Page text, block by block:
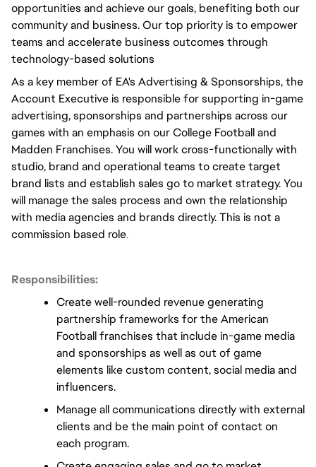
opportunities and achieve our goals, benefiting both our
community and business. Our top priority is to empower
teams and accelerate business outcomes through
technology-based solutions
As a key member of EA's Advertising & Sponsorships, the
Account Executive is responsible for supporting in-game
advertising, sponsorships and partnerships across our
games with an emphasis on our College Football and
Madden Franchises. You will work cross-functionally with
studio, brand and operational teams to create target
brand lists and establish sales go to market strategy. You
will manage the sales process and own the relationship
with media agencies and brands directly. This is not a
commission based role.
Responsibilities:
Create well-rounded revenue generating
partnership frameworks for the American
Football franchises that include in-game media
and sponsorships as well as out of game
elements like custom content, social media and
influencers.
Manage all communications directly with external
clients and be the main point of contact on
each program.